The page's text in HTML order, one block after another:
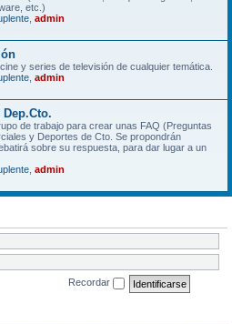
etc.)
admin
y series de televisión de cualquier temática.
admin
de trabajo para crear unas FAQ (Preguntas
y Deportes de Cto. Se propondrán
sobre su respuesta, para dar lugar a un
admin
Recordar